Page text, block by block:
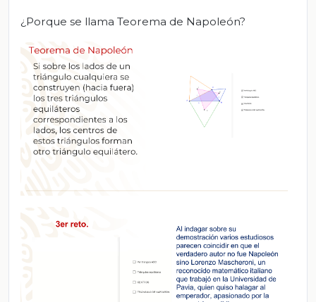
¿Porque se llama Teorema de Napoleón?